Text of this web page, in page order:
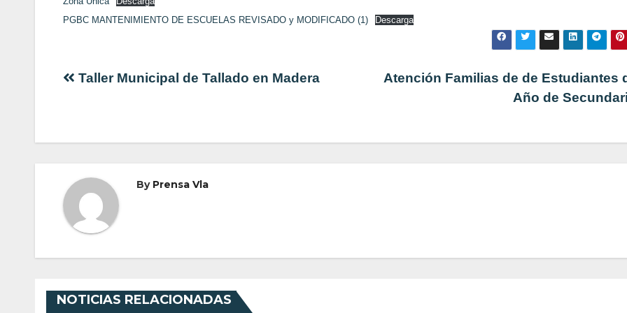
PGBC MANTENIMIENTO DE ESCUELAS REVISADO y MODIFICADO (1)
Descarga
Navegación
entradas
Atención Familias de de Estudiantes
Año de
Taller Municipal de Tallado en Madera
By Prensa Vla
NOTICIAS RELACIONADAS